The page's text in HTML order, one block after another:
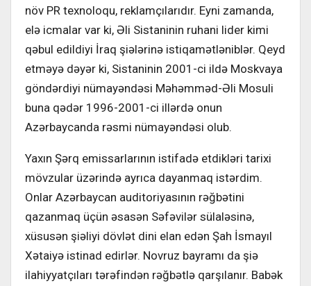
növ PR texnoloqu, reklamçılarıdır. Eyni zamanda,
elə icmalar var ki, Əli Sistaninin ruhani lider kimi
qəbul edildiyi İraq şiələrinə istiqamətləniblər. Qeyd
etməyə dəyər ki, Sistaninin 2001-ci ildə Moskvaya
göndərdiyi nümayəndəsi Məhəmməd-Əli Mosuli
buna qədər 1996-2001-ci illərdə onun
Azərbaycanda rəsmi nümayəndəsi olub.
Yaxın Şərq emissarlarının istifadə etdikləri tarixi
mövzular üzərində ayrıca dayanmaq istərdim.
Onlar Azərbaycan auditoriyasının rəğbətini
qazanmaq üçün əsasən Səfəvilər sülaləsinə,
xüsusən şiəliyi dövlət dini elan edən Şah İsmayıl
Xətaiyə istinad edirlər. Novruz bayramı da şiə
ilahiyyatçıları tərəfindən rəğbətlə qarşılanır. Babək